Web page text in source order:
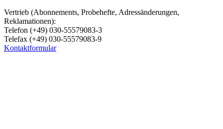
Vertrieb (Abonnements, Probehefte, Adressänderungen,
Reklamationen):
Telefon (+49) 030-55579083-3
Telefax (+49) 030-55579083-9
Kontaktformular